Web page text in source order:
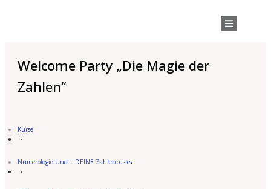
Welcome Party „Die Magie der
Zahlen“
Kurse
Numerologie Und... DEINE Zahlenbasics